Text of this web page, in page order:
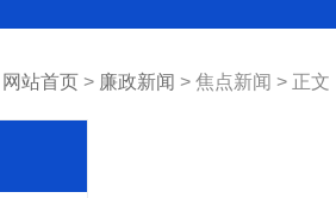
网站首页 > 廉政新闻 > 焦点新闻 > 正文